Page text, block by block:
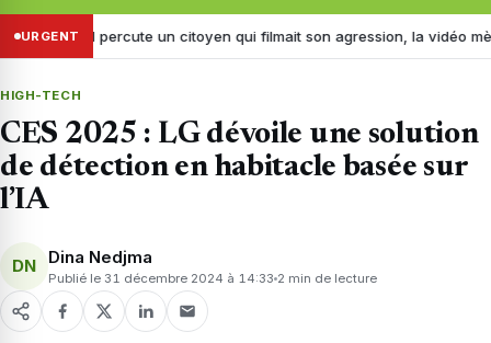
URGENT
: il percute un citoyen qui filmait son agression, la vidéo mène à son
HIGH-TECH
CES 2025 : LG dévoile une solution
de détection en habitacle basée sur
l’IA
DN Dina Nedjma
Publié le 31 décembre 2024 à 14:33 2 min de lecture